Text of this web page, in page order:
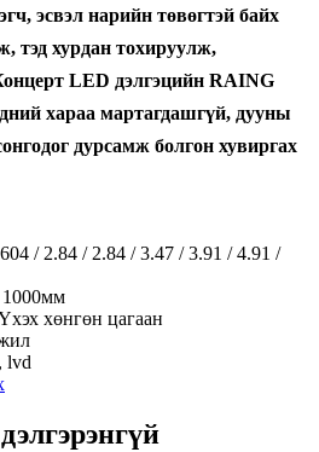
эсвэл нарийн төвөгтэй байх
тэд хурдан тохируулж,
LED дэлгэцийн RAING
хараа мартагдашгүй, дууны
дурсамж болгон хувиргах
/ 2.84 / 2.84 / 3.47 / 3.91 / 4.91 /
хөнгөн цагаан
lvd